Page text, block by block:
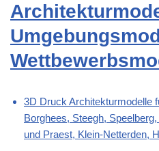
3D Druck Architekturmodelle
Borghees, Steegh,
und Praest, Klein-Netterden,